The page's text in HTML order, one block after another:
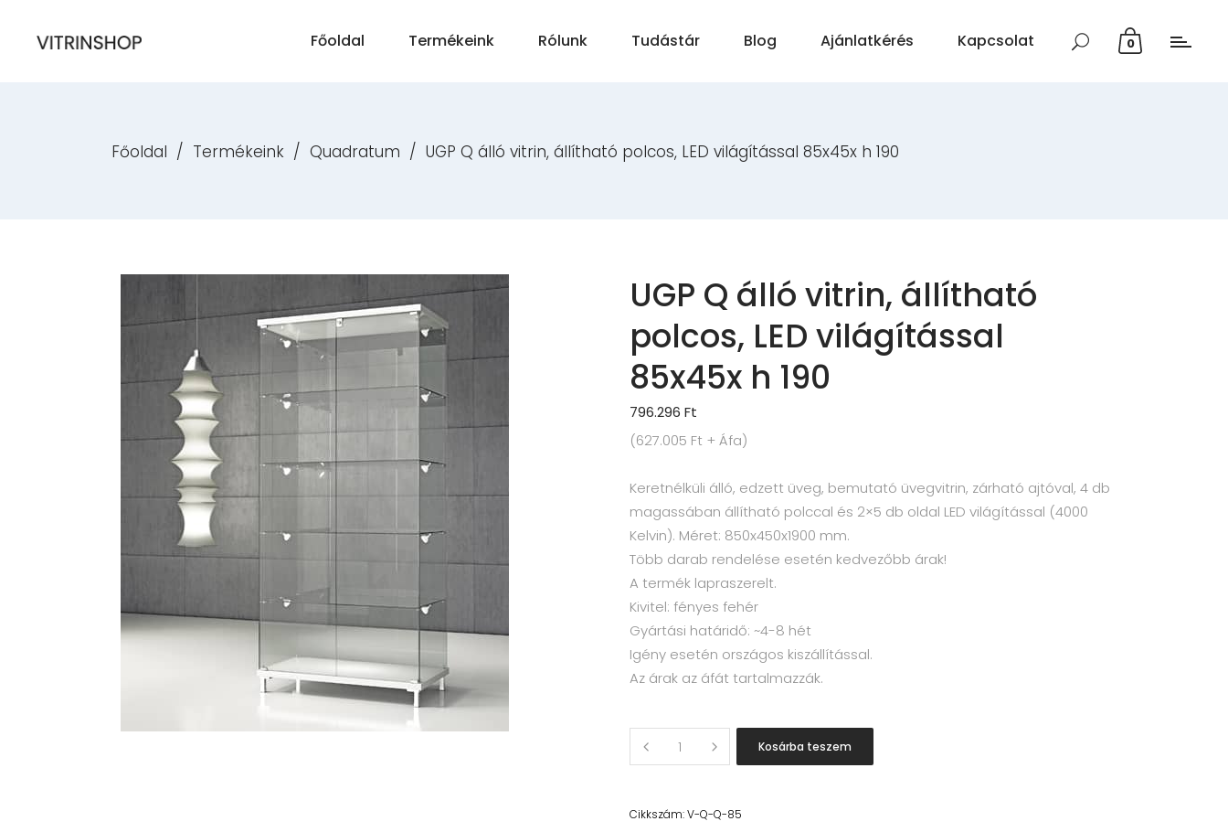
Főoldal Termékeink Rólunk Tudástár Blog Ajánlatkérés Kapcsolat 0
Főoldal / Termékeink / Quadratum / UGP Q álló vitrin, állítható polcos, LED világítással 85x45x h 190
UGP Q álló vitrin, állítható
polcos, LED világítással
85x45x h 190
796.296 Ft
(627.005 Ft + Áfa)
Keretnélküli álló, edzett üveg, bemutató üvegvitrin, zárható ajtóval, 4 db
magassában állítható polccal és 2×5 db oldal LED világítással (4000
Kelvin). Méret: 850x450x1900 mm.
Több darab rendelése esetén kedvezőbb árak!
A termék lapraszerelt.
Kivitel: fényes fehér
Gyártási határidő: ~4-8 hét
Igény esetén országos kiszállítással.
Az árak az áfát tartalmazzák.
Quantity Kosárba teszem
Cikkszám:V-Q-Q-85